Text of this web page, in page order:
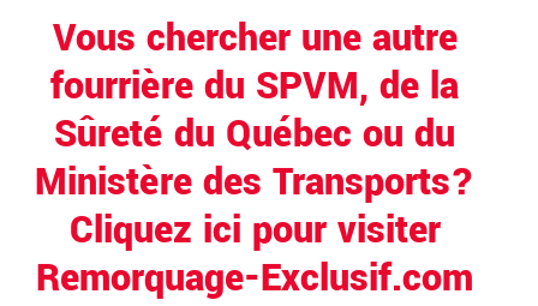
Vous chercher une autre
fourrière du SPVM, de la
Sûreté du Québec ou du
Ministère des Transports?
Cliquez ici pour visiter
Remorquage-Exclusif.com